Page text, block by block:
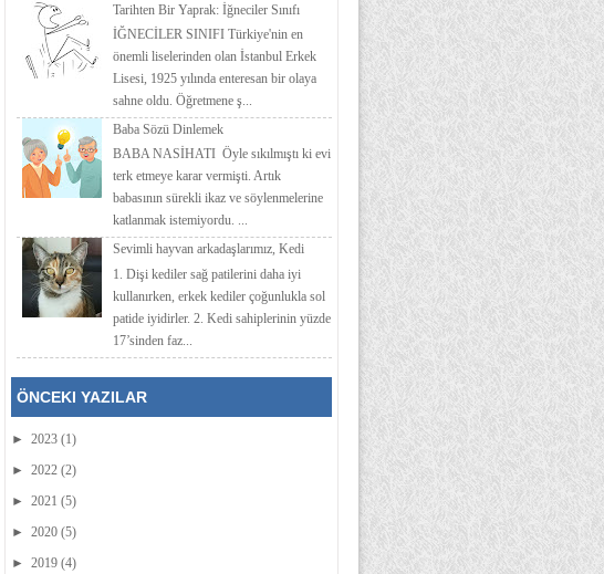
Tarihten Bir Yaprak: İğneciler Sınıfı
İĞNECİLER SINIFI Türkiye'nin en
önemli liselerinden olan İstanbul Erkek
Lisesi, 1925 yılında enteresan bir olaya
sahne oldu. Öğretmene ş...
Baba Sözü Dinlemek
BABA NASİHATI Öyle sıkılmıştı ki evi
terk etmeye karar vermişti. Artık
babasının sürekli ikaz ve söylenmelerine
katlanmak istemiyordu. ...
Sevimli hayvan arkadaşlarımız, Kedi
1. Dişi kediler sağ patilerini daha iyi
kullanırken, erkek kediler çoğunlukla sol
patide iyidirler. 2. Kedi sahiplerinin yüzde
17’sinden faz...
ÖNCEKI YAZILAR
► 2023 (1)
► 2022 (2)
► 2021 (5)
► 2020 (5)
► 2019 (4)